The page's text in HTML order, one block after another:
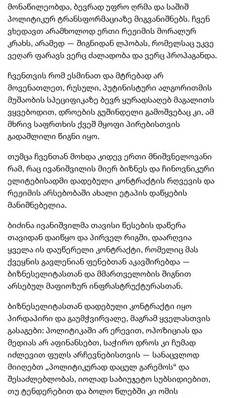
მონაწილეობდა, ბევრად უფრო ღრმა და საშიშ
პოლიტიკურ ტრანსფორმაციაზე მიგვანიშნებს. ჩვენ
ვხედავთ არამხოლოდ ერთი რეჟიმის მორალურ
კრახს, არამედ — შიგნიდან ლპობას, რომელსაც უკვე
ვეღარ ფარავს ვერც ძალადობა და ვერც პროპაგანდა.
ჩვენთვის რომ ესმინათ და მტრებად არ
მოვენათლეთ, რუსული, პუტინისტური ალგორითმის
მუშაობის სპეციფიკაზე ბევრ ყურადსაღებ მაგალითს
ვყვებოდით, დროების გუშინდელი გამოშვებაც კი, ამ
მხრივ საფრთხის ქვეშ მყოფი პირებისთვის
გადაშლილი წიგნი იყო.
თუმცა ჩვენთან მოხდა კიდევ ერთი მნიშვნელოვანი
რამ, რაც ივანიშვილის მიერ ბიზნეს და ჩინოვნიკური
ელიტებისადმი დადებული კონტრაქტის რღვევის და
რეჟიმის არსებობაში ახალი ეტაპის დაწყების
მანიშნებელია.
ბიძინა ივანიშვილმა თავისი წესების დაწერა
თავიდან დაიწყო და პირველ რიგში, დაარღვია
ყველა ის დაუწერელი კონტრაქტი, რომელიც მას
ქვეყნის გავლენიან ფენებთან აკავშირებდა —
ბიზნესელიტასთან და მმართველობის შიგნით
არსებულ მაფიოზურ ინფრასტრუქტურასთან.
ბიზნესელიტასთან დადებული კონტრაქტი იყო
პირდაპირი და გაუმჭვირვალე, მაგრამ ყველასთვის
გასაგები: პოლიტიკაში არ ერევით, ოპოზიციას და
მედიას არ აფინანსებთ, საჭირო დროს კი ჩუმად
იძლევით ფულს არჩევნებისთვის — სანაცვლოდ
მიიღებთ „პოლიტიკურად დაცულ გარემოს“ და
შესაძლებლობას, იოლად საბიუჯეტო სუბსიდიებით,
თუ ტენდერებით და ბოლო წლებში კი ომის